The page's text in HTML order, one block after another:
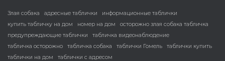
Злая собака адресные таблички
информационные таблички
купить табличку на дом
номер на дом
осторожно злая собака табличка
предупреждающие таблички
табличка видеонаблюдение
табличка осторожно
табличка собака таблички Гомель
таблички купить
таблички на дом
таблички с адресом